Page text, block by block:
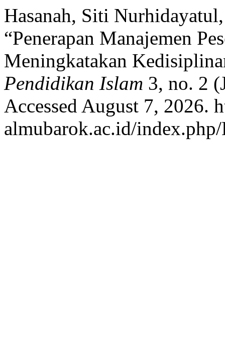
Hasanah, Siti
“Penerapan Manajemen
Meningkatakan
Pendidikan Islam 3, no. 2
Accessed August 7, 2026.
almubarok.ac.id/